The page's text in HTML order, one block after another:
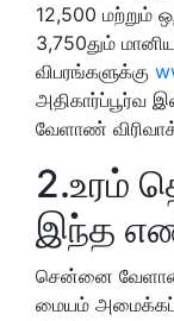
12,500 மற்றும்
3,750தும்
விபரங்களுக்கு
அதிகார்ப்பூர்வ
வேளாண்
2.உரம்
இந்த
சென்னை
மையம்